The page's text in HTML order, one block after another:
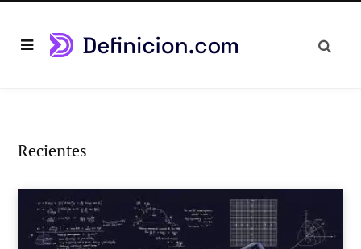
Recientes